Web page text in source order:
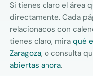
Si tienes claro el área
directamente. Cada
relacionados con
tienes claro, mira qué
Zaragoza, o consulta
abiertas ahora.